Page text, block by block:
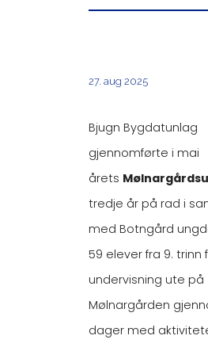
27. aug 2025
Bjugn Bygdatunlag
gjennomførte i mai
årets
tredje år på rad i
med Botngård
59 elever fra 9. trinn
undervisning ute på
Mølnargården
dager med